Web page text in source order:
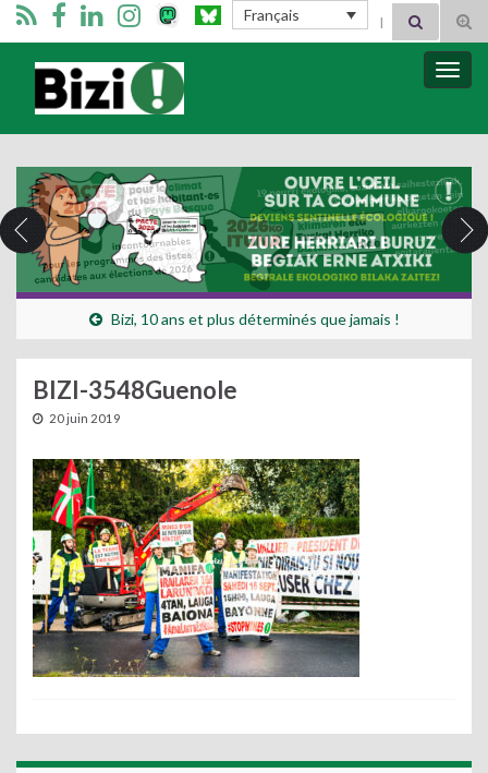
Français Search for:
Bizimugi
Bizi, 10 ans et plus déterminés que jamais !
BIZI-3548Guenole
20 juin 2019